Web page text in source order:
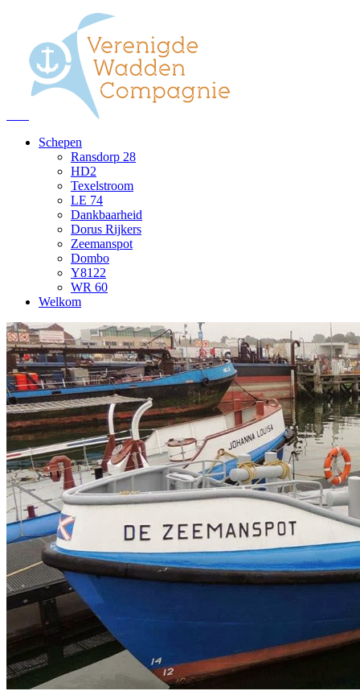
Schepen
Ransdorp 28
HD2
Texelstroom
LE 74
Dankbaarheid
Dorus Rijkers
Zeemanspot
Dombo
Y8122
WR 60
Welkom